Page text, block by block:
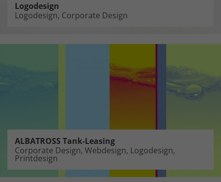
Logodesign
Logodesign, Corporate Design
ALBATROSS Tank-Leasing
Corporate Design, Webdesign, Logodesign,
Printdesign